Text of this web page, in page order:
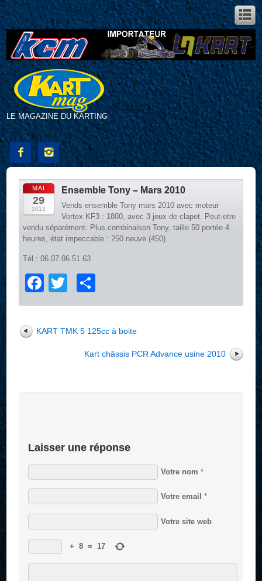
LE MAGAZINE DU KARTING
 
MAI
29
2013
Ensemble Tony – Mars 2010
Vends ensemble Tony mars 2010 avec moteur
Vortex KF3 : 1800, avec 3 jeux de clapet. Peut-etre
vendu séparément. Plus combinaison Tony, taille 50 portée 4
heures, état impeccable : 250 neuve (450).
Tél : 06.07.06.51.63
Facebook
Twitter
KART TMK 5 125cc à boite
Kart châssis PCR Advance usine 2010
Laisser une réponse
Votre nom *
Votre email *
Votre site web
+ 8 = 17